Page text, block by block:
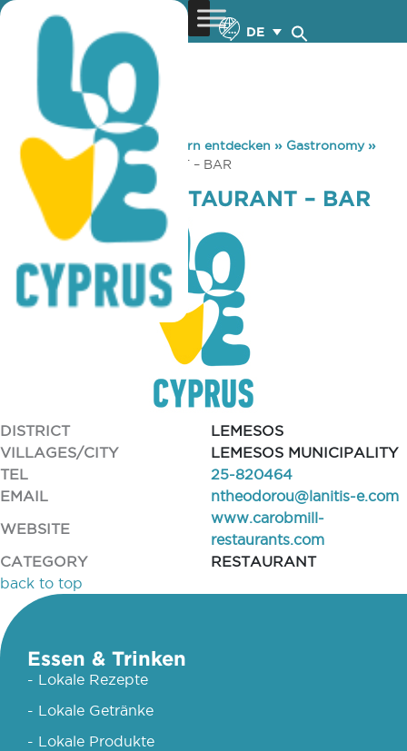
DE
You are here: Home »Zypern entdecken » Gastronomy»
KARATELLO RESTAURANT – BAR
KARATELLO RESTAURANT – BAR
DISTRICT
LEMESOS
VILLAGES/CITY
LEMESOS MUNICIPALITY
TEL
25-820464
EMAIL
ntheodorou@lanitis-e.com
WEBSITE
www.carobmill-
restaurants.com
CATEGORY
RESTAURANT
back to top
Essen & Trinken
- Lokale Rezepte
- Lokale Getränke
- Lokale Produkte